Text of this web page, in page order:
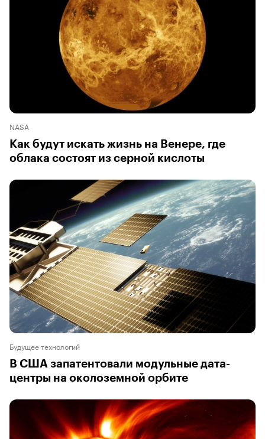
NASA
Как будут искать жизнь на Венере, где
облака состоят из серной кислоты
Будущее технологий
В США запатентовали модульные дата-
центры на околоземной орбите